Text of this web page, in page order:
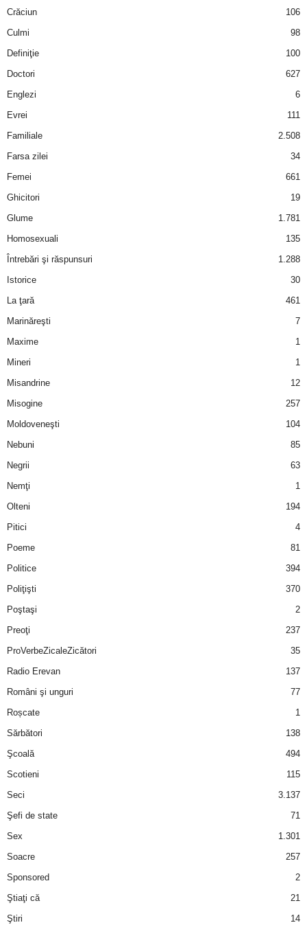
Crăciun
106
Culmi
98
Definiţie
100
Doctori
627
Englezi
6
Evrei
111
Familiale
2.508
Farsa zilei
34
Femei
661
Ghicitori
19
Glume
1.781
Homosexuali
135
Întrebări şi răspunsuri
1.288
Istorice
30
La ţară
461
Marinăreşti
7
Maxime
1
Mineri
1
Misandrine
12
Misogine
257
Moldoveneşti
104
Nebuni
85
Negrii
63
Nemţi
1
Olteni
194
Pitici
4
Poeme
81
Politice
394
Poliţişti
370
Poştaşi
2
Preoţi
237
ProVerbeZicaleZicători
35
Radio Erevan
137
Români şi unguri
77
Roșcate
1
Sărbători
138
Şcoală
494
Scotieni
115
Seci
3.137
Şefi de state
71
Sex
1.301
Soacre
257
Sponsored
2
Ştiaţi că
21
Ştiri
14